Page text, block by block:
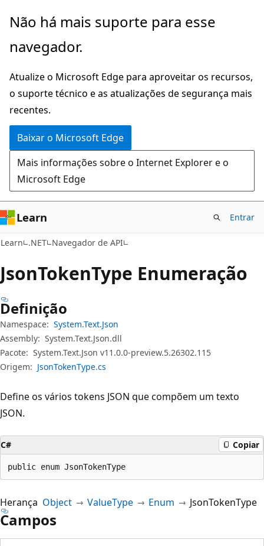
Pular
o
principal
Ignore
passe
a
navegação
na
página
Não há mais suporte para esse
navegador.
Atualize o Microsoft Edge para aproveitar os recursos,
o suporte técnico e as atualizações de segurança mais
recentes.
Baixar o Microsoft Edge
Mais informações sobre o Internet Explorer e o
Microsoft Edge
Learn Entrar
Learn .NET Navegador de API
JsonTokenType Enumeração
Definição
Namespace: System.Text.Json
Assembly: System.Text.Json.dll
Pacote: System.Text.Json v11.0.0-preview.5.26302.115
Origem: JsonTokenType.cs
Define os vários tokens JSON que compõem um texto
JSON.
C# Copiar
public enum JsonTokenType
Herança Object ValueType Enum JsonTokenType
Campos